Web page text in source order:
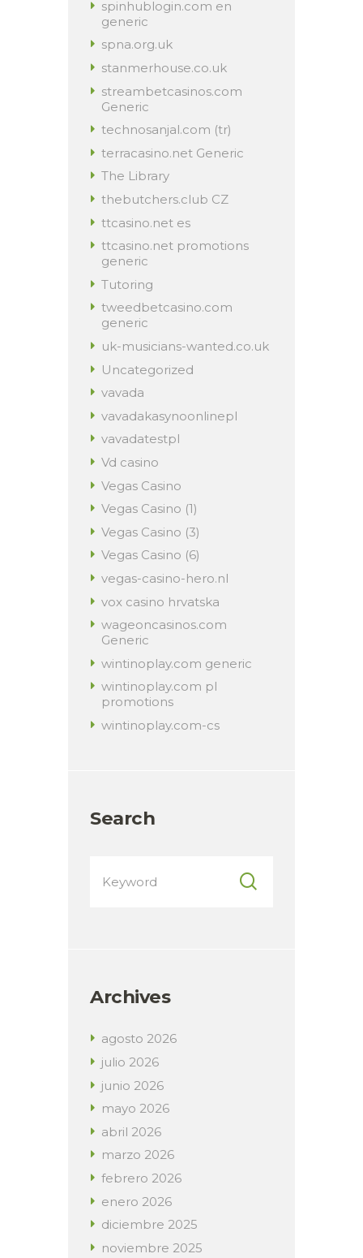
spinhublogin.com en
generic
spna.org.uk
stanmerhouse.co.uk
streambetcasinos.com
Generic
technosanjal.com (tr)
terracasino.net Generic
The Library
thebutchers.club CZ
ttcasino.net es
ttcasino.net promotions
generic
Tutoring
tweedbetcasino.com
generic
uk-musicians-wanted.co.uk
Uncategorized
vavada
vavadakasynoonlinepl
vavadatestpl
Vd casino
Vegas Casino
Vegas Casino (1)
Vegas Casino (3)
Vegas Casino (6)
vegas-casino-hero.nl
vox casino hrvatska
wageoncasinos.com
Generic
wintinoplay.com generic
wintinoplay.com pl
promotions
wintinoplay.com-cs
Search
Archives
agosto 2026
julio 2026
junio 2026
mayo 2026
abril 2026
marzo 2026
febrero 2026
enero 2026
diciembre 2025
noviembre 2025